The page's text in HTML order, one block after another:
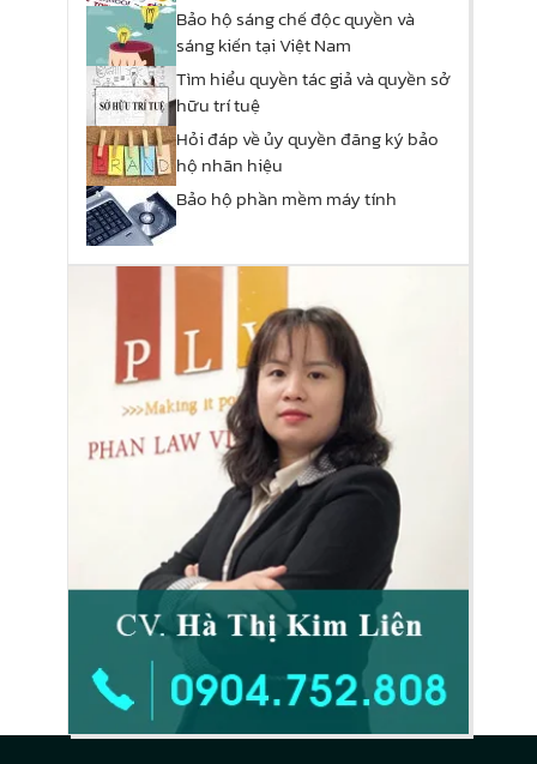
Bảo hộ sáng chế độc quyền và
sáng kiến tại Việt Nam
Tìm hiểu quyền tác giả và quyền sở
hữu trí tuệ
Hỏi đáp về ủy quyền đăng ký bảo
hộ nhãn hiệu
Bảo hộ phần mềm máy tính